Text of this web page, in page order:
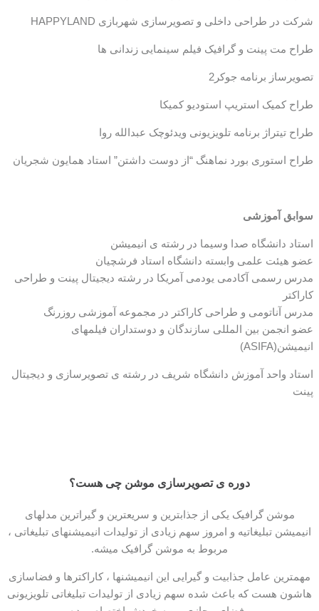
شرکت در طراحی داخلی و تصویرسازی شهربازی HAPPYLAND
طراح مت پینت و گرافیک فیلم سینمایی زندانی ها
تصویرساز برنامه جوکر2
طراح کمیک استریپ استودیو کمیکا
طراح تیتراژ برنامه تلویزیونی ویدئوچک عبدالله روا
طراح استوری بورد نماهنگ “از دوست داشتن” استاد همایون شجریان
سوابق آموزشی
استاد دانشگاه صدا وسیما در رشته ی انیمیشن
عضو هیئت علمی وابسته دانشگاه استاد فرشچیان
مدرس رسمی آکادمی یودمی آمریکا در رشته دیجیتال پینت و طراحی
کاراکتر
مدرس آناتومی و طراحی کاراکتر در مجموعه آموزشی روزرنگ
عضو انجمن بین المللی سازندگان و دوستداران فیلمهای
انیمیشن(ASIFA)
استاد واحد آموزش دانشگاه شریف در رشته ی تصویرسازی و دیجیتال
پینت
دوره ی تصویرسازی موشن چی هست؟
موشن گرافیک یکی از جذابترین و سریعترین و گیراترین مدلهای
انیمیشن تبلیغاتیه و امروز سهم زیادی از تولیدات انیمیشنهای تبلیغاتی ،
مربوط به موشن گرافیک میشه.
مهمترین عامل جذابیت و گیرایی این انیمیشنها ، کاراکترها و فضاسازی
هاشون هست که باعث شده سهم زیادی از تولیدات تبلیغاتی تلویزیونی